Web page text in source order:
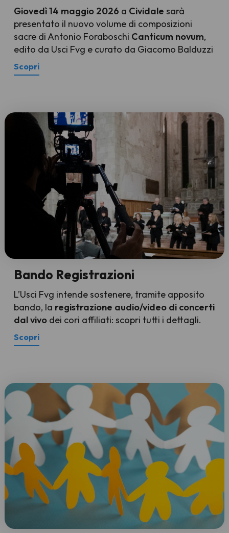
Giovedì 14 maggio 2026 a Cividale sarà
presentato il nuovo volume di composizioni
sacre di Antonio Foraboschi Canticum novum,
edito da Usci Fvg e curato da Giacomo Balduzzi
Scopri
Bando Registrazioni
L’Usci Fvg intende sostenere, tramite apposito
bando, la registrazione audio/video di concerti
dal vivo dei cori affiliati: scopri tutti i dettagli.
Scopri